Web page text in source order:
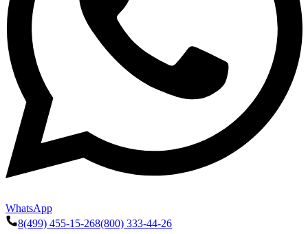
WhatsApp
8(499) 455-15-268(800) 333-44-26